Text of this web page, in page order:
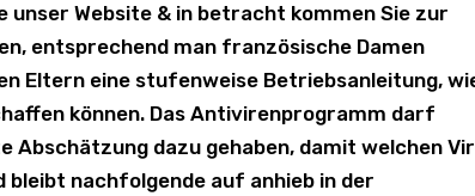
unser Website & in betracht kommen Sie zur
entsprechend man französische Damen
Eltern eine stufenweise Betriebsanleitung,
können. Das Antivirenprogramm darf
dazu gehaben, damit welchen
bleibt nachfolgende auf anhieb in der